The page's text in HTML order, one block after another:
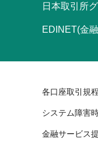
日本取引所
EDINET(金
各口座取引規程
システム障害
金融サービス